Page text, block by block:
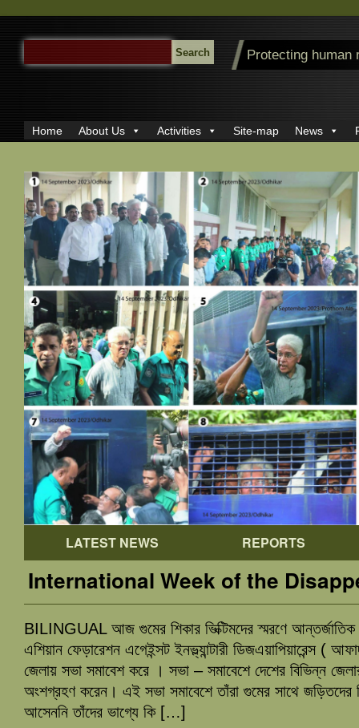
SEARCH
FOR:
Protecting human
Home About Us Activities Site-map News
LATEST NEWS REPORTS
International Week of the
BILINGUAL আজ গুমের শিকার ভিক্টিমদের স্মরণে
এশিয়ান ফেড়ারেশন এগেইন্সট ইনভ্ল্যান্টারী ডিজএয়াপিয়ারেন্স (
জেলায় সভা সমাবেশ করে । সভা – সমাবেশে দেশের বিভিন্ন
অংশগ্রহণ করেন। এই সভা সমাবেশে তাঁরা গুমের সাথে জড়িতদের
আসেননি তাঁদের ভাগ্যে কি […]